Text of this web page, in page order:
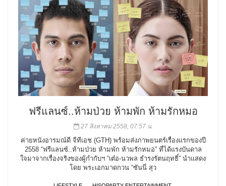
ฟรีแลนซ์..ห้ามป่วย ห้ามพัก ห้ามรักหมอ
27 สิงหาคม 2558, 07:57 น.
ค่ายหนังอารมณ์ดี จีทีเอช (GTH) พร้อมส่งภาพยนตร์เรื่องแรกของปี
2558 “ฟรีแลนซ์..ห้ามป่วย ห้ามพัก ห้ามรักหมอ” ที่ได้แรงบันดาล
ใจมาจากเรื่องจริงของผู้กำกับฯ “เต๋อ-นวพล ธำรงรัตนฤทธิ์” นำแสดง
โดย พระเอกมาดกวน “ซันนี่ สุว